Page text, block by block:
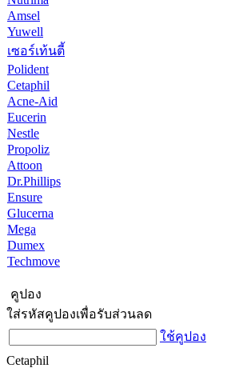
Amsel
Yuwell
เซอร์เท้นตี้
Polident
Cetaphil
Acne-Aid
Eucerin
Nestle
Propoliz
Attoon
Dr.Phillips
Ensure
Glucerna
Mega
Dumex
Techmove
คูปอง
ใส่รหัสคูปองเพื่อรับส่วนลด
ใช้คูปอง
Cetaphil